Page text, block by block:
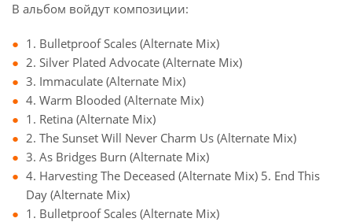
В альбом войдут композиции:
1. Bulletproof Scales (Alternate Mix)
2. Silver Plated Advocate (Alternate Mix)
3. Immaculate (Alternate Mix)
4. Warm Blooded (Alternate Mix)
1. Retina (Alternate Mix)
2. The Sunset Will Never Charm Us (Alternate Mix)
3. As Bridges Burn (Alternate Mix)
4. Harvesting The Deceased (Alternate Mix) 5. End This
Day (Alternate Mix)
1. Bulletproof Scales (Alternate Mix)